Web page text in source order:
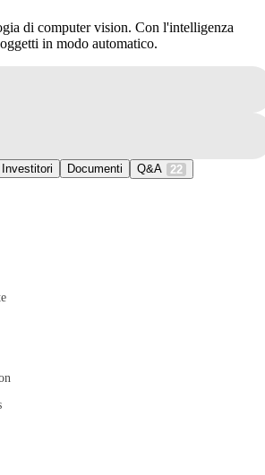
di computer vision. Con l'intelligenza
in modo automatico.
Investitori Documenti Q&A
22